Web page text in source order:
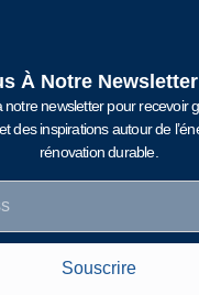
À Notre Newsletter
notre newsletter pour recevoir
des inspirations autour de
rénovation durable.
Souscrire